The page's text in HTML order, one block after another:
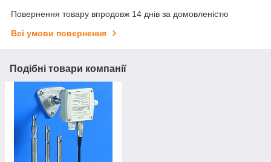
Повернення товару впродовж 14 днів за домовленістю
Всі умови повернення
Подібні товари компанії